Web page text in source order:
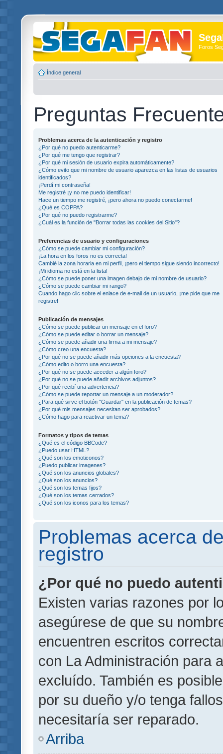
Foros
Índice general
Preguntas
Problemas acerca de la autenticación y registro
¿Por qué no puedo autenticarme?
¿Por qué me tengo que registrar?
¿Por qué mi sesión de usuario expira automáticamente?
¿Cómo evito que mi nombre de usuario aparezca en las listas de usuarios
identificados?
¡Perdí mi contraseña!
Me registré ¡y no me puedo identificar!
Hace un tiempo me registré, ¡pero ahora no puedo conectarme!
¿Qué es COPPA?
¿Por qué no puedo registrarme?
¿Cuál es la función de "Borrar todas las cookies del Sitio"?
Preferencias de usuario y configuraciones
¿Cómo se puede cambiar mi configuración?
¡La hora en los foros no es correcta!
Cambié la zona horaria en mi perfil, ¡pero el tiempo sigue siendo incorrecto!
¡Mi idioma no está en la lista!
¿Cómo se puede poner una imagen debajo de mi nombre de usuario?
¿Cómo se puede cambiar mi rango?
Cuando hago clic sobre el enlace de e-mail de un usuario, ¡me pide que me
registre!
Publicación de mensajes
¿Cómo se puede publicar un mensaje en el foro?
¿Cómo se puede editar o borrar un mensaje?
¿Cómo se puede añadir una firma a mi mensaje?
¿Cómo creo una encuesta?
¿Por qué no se puede añadir más opciones a la encuesta?
¿Cómo edito o borro una encuesta?
¿Por qué no se puede acceder a algún foro?
¿Por qué no se puede añadir archivos adjuntos?
¿Por qué recibí una advertencia?
¿Cómo se puede reportar un mensaje a un moderador?
¿Para qué sirve el botón "Guardar" en la publicación de temas?
¿Por qué mis mensajes necesitan ser aprobados?
¿Cómo hago para reactivar un tema?
Formatos y tipos de temas
¿Qué es el código BBCode?
¿Puedo usar HTML?
¿Qué son los emoticonos?
¿Puedo publicar imagenes?
¿Qué son los anuncios globales?
¿Qué son los anuncios?
¿Qué son los temas fijos?
¿Qué son los temas cerrados?
¿Qué son los iconos para los temas?
Problemas acerca
registro
¿Por qué no puedo
Existen varias razones por
asegúrese de que su
encuentren escritos
con La Administración para
excluído. También es
por su dueño y/o tenga
necesitaría ser reparado.
Arriba